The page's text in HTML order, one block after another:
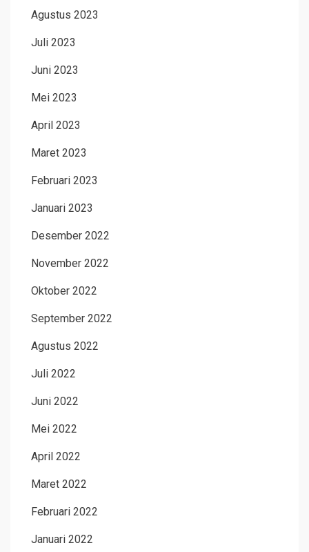
Agustus 2023
Juli 2023
Juni 2023
Mei 2023
April 2023
Maret 2023
Februari 2023
Januari 2023
Desember 2022
November 2022
Oktober 2022
September 2022
Agustus 2022
Juli 2022
Juni 2022
Mei 2022
April 2022
Maret 2022
Februari 2022
Januari 2022